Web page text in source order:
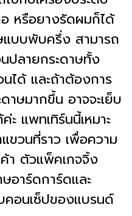
หรือยางรัดผมก็ได้
แบบพับครึ่ง สามารถ
ปลายกระดาษทั้ง
นได้ และถ้าต้องการ
ษมากขึ้น อาจจะเย็บ
ะ แพทเทิร์นนี้เหมาะ
ขวนที่ราว เพื่อความ
า ตัวแพ็คเกจจิ้ง
อาร์ดการ์ดและ
อนเซ็ปของแบรนด์